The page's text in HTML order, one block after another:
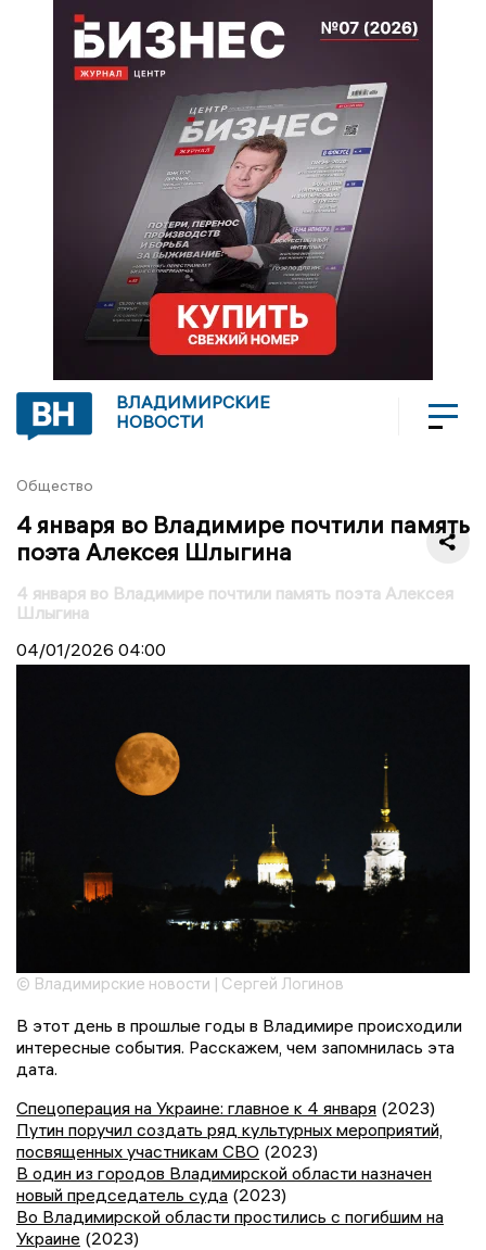
ВЛАДИМИРСКИЕ
НОВОСТИ
Общество
4 января во Владимире почтили память
поэта Алексея Шлыгина
4 января во Владимире почтили память поэта Алексея
Шлыгина
04/01/2026 04:00
© Владимирские новости | Сергей Логинов
В этот день в прошлые годы в Владимире происходили
интересные события. Расскажем, чем запомнилась эта
дата.
Спецоперация на Украине: главное к 4 января (2023)
Путин поручил создать ряд культурных мероприятий,
посвященных участникам СВО (2023)
В один из городов Владимирской области назначен
новый председатель суда (2023)
Во Владимирской области простились с погибшим на
Украине (2023)